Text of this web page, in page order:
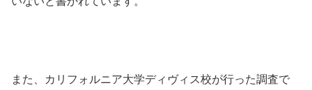
また、カリフォルニア大学ディヴィス校が行った調査で